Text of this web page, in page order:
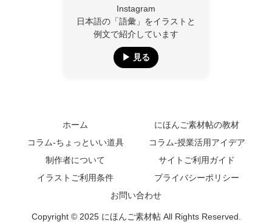
Instagram
日本語の「語彙」をイラストと
例文で紹介しています
▶︎ 見る
ホーム
にほんご素材帖の教材
コラム-ちょっといい道具
コラム-授業活用アイデア
制作者について
サイトご利用ガイド
イラストご利用条件
プライバシーポリシー
お問い合わせ
Copyright © 2025 にほんご素材帖 All Rights Reserved.